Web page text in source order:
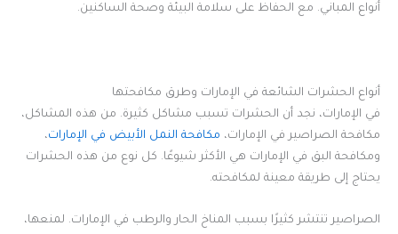
أنواع المباني. مع الحفاظ على سلامة البيئة وصحة الساكنين.
أنواع الحشرات الشائعة في الإمارات وطرق مكافحتها
في الإمارات، نجد أن الحشرات تسبب مشاكل كثيرة. من هذه المشاكل،
مكافحة الصراصير في الإمارات، مكافحة النمل الأبيض في الإمارات،
ومكافحة البق في الإمارات هي الأكثر شيوعًا. كل نوع من هذه الحشرات
يحتاج إلى طريقة معينة لمكافحته.
الصراصير تنتشر كثيرًا بسبب المناخ الحار والرطب في الإمارات. لمنعها،